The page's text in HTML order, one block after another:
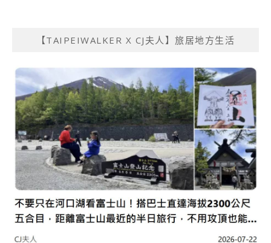
【TAIPEIWALKER X CJ夫人】旅居地方生活